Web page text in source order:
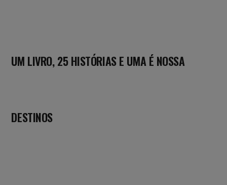
UM LIVRO, 25 HISTÓRIAS E UMA É NOSSA
DESTINOS